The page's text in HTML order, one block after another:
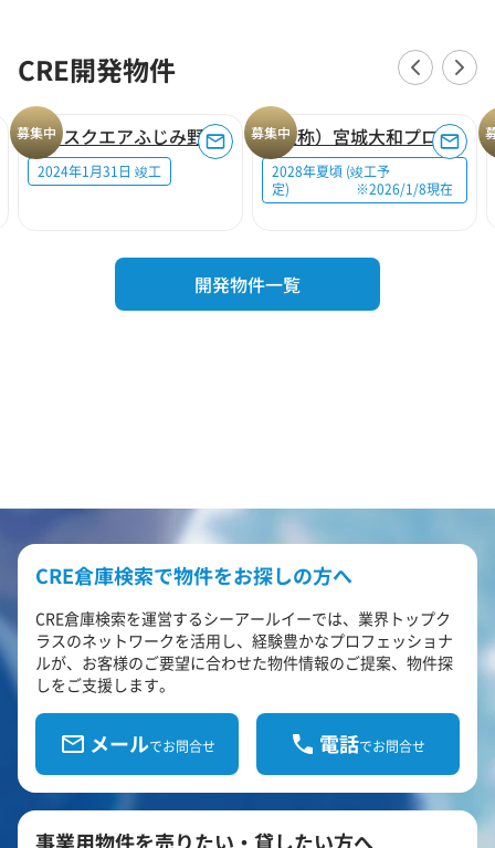
CRE開発物件
募集中
ロジスクエアふじみ野A
2024年1月31日 竣工
募集中 （仮称）宮城大和プロジェクト
2028年夏頃 (竣工予
定) ※2026/1/8現在
開発物件一覧
CRE倉庫検索で物件をお探しの方へ
CRE倉庫検索を運営するシーアールイーでは、業界トップク
ラスのネットワークを活用し、経験豊かなプロフェッショナ
ルが、お客様のご要望に合わせた物件情報のご提案、物件探
しをご支援します。
メールでお問合せ 電話でお問合せ
事業用物件を売りたい・貸したい方へ